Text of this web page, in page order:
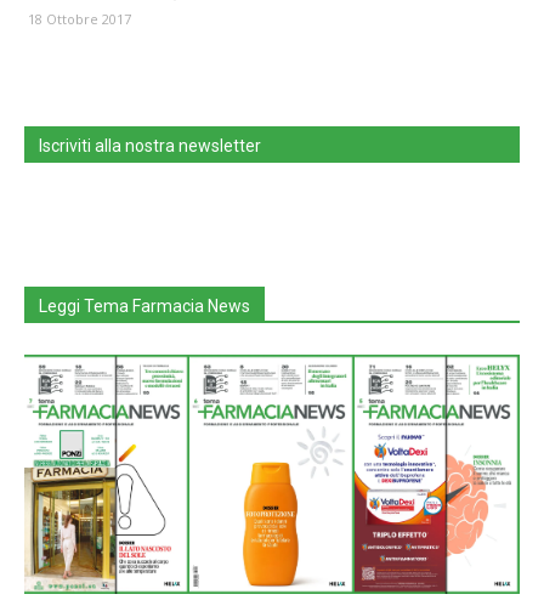
18 Ottobre 2017
Iscriviti alla nostra newsletter
Leggi Tema Farmacia News